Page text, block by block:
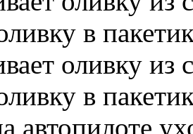
в
оливку из
в
автопилоте